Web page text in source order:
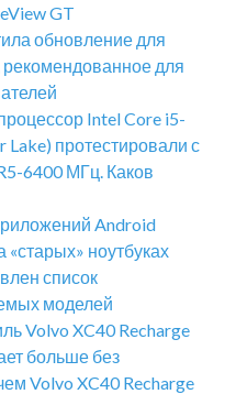
GT
обновление для
рекомендованное для
Intel Core i5-
Lake) протестировали с
6400 МГц. Каков
Android
«старых» ноутбуках
список
моделей
Volvo XC40 Recharge
больше без
Volvo XC40 Recharge